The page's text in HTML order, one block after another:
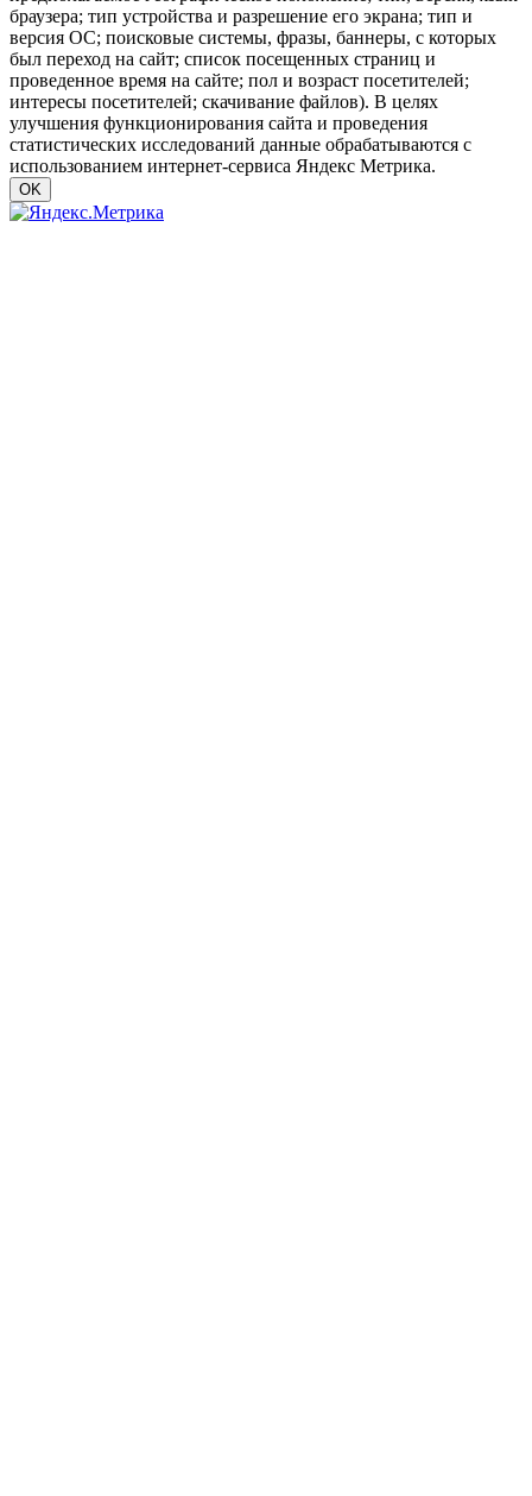
браузера; тип устройства и разрешение его экрана; тип и
версия ОС; поисковые системы, фразы, баннеры, с которых
был переход на сайт; список посещенных страниц и
проведенное время на сайте; пол и возраст посетителей;
интересы посетителей; скачивание файлов). В целях
улучшения функционирования сайта и проведения
статистических исследований данные обрабатываются с
использованием интернет-сервиса Яндекс Метрика.
OK